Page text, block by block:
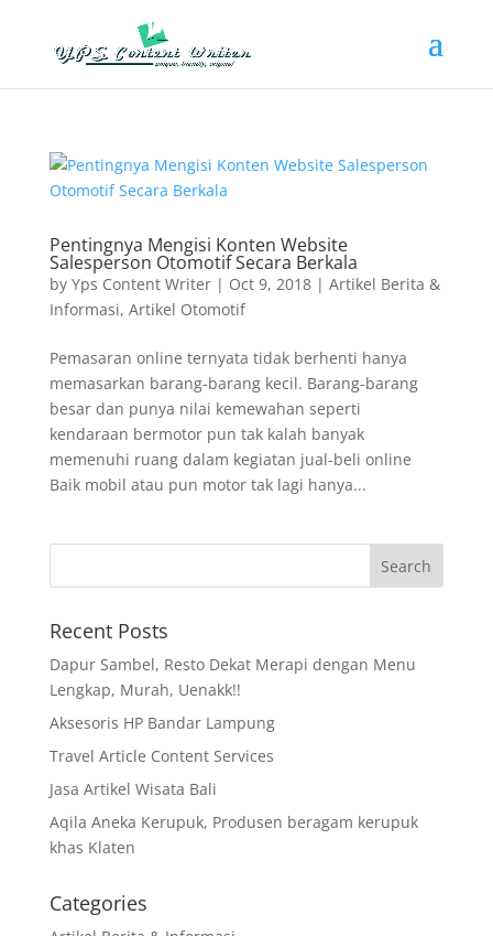
Pentingnya Mengisi Konten Website
Salesperson Otomotif Secara Berkala
by Yps Content Writer| Oct 9, 2018| Artikel Berita &
Informasi, Artikel Otomotif
Pemasaran online ternyata tidak berhenti hanya
memasarkan barang-barang kecil. Barang-barang
besar dan punya nilai kemewahan seperti
kendaraan bermotor pun tak kalah banyak
memenuhi ruang dalam kegiatan jual-beli online
Baik mobil atau pun motor tak lagi hanya...
Recent Posts
Dapur Sambel, Resto Dekat Merapi dengan Menu
Lengkap, Murah, Uenakk!!
Aksesoris HP Bandar Lampung
Travel Article Content Services
Jasa Artikel Wisata Bali
Aqila Aneka Kerupuk, Produsen beragam kerupuk
khas Klaten
Categories